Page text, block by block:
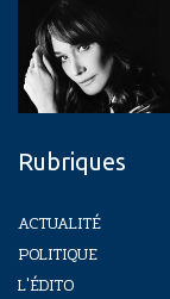
Rubriques
ACTUALITÉ
POLITIQUE
L'ÉDITO